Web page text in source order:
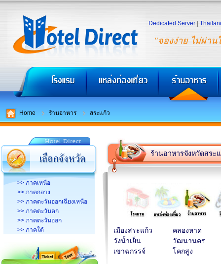
"จองง่าย ไม่ผ่าน
Dedicated Server
Home ร้านอาหาร สระแก้ว
>> ภาคเหนือ
>> ภาคกลาง
>> ภาคตะวันออกเฉียงเหนือ
>> ภาคตะวันตก
>> ภาคตะวันออก
>> ภาคใต้
ร้านอาหารจังหวัดสระ
เมืองสระแก้ว
คลองหาด
วังน้ำเย็น
วัฒนานคร
เขาฉกรรจ์
โคกสูง